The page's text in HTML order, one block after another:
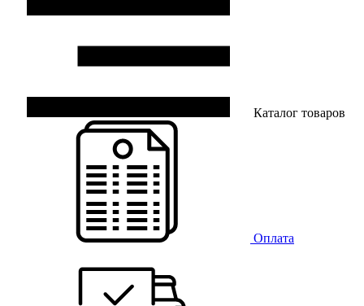
Каталог товаров
Оплата